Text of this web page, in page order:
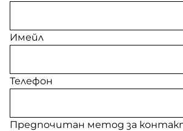
Имейл
Телефон
Предпочитан метод за